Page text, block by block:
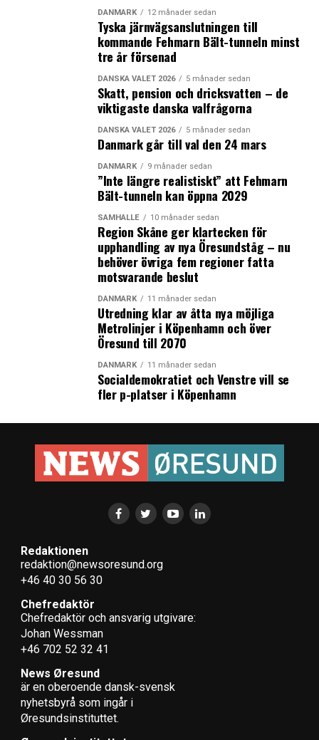
DANMARK 12 månader sedan
Tyska järnvägsanslutningen till
kommande Fehmarn Bält-tunneln minst
tre år försenad
DANSKA VALET 2026 5 månader sedan
Skatt, pension och dricksvatten – de
viktigaste danska valfrågorna
DANSKA VALET 2026 5 månader sedan
Danmark går till val den 24 mars
DANMARK 9 månader sedan
”Inte längre realistiskt” att Fehmarn
Bält-tunneln kan öppna 2029
SAMHÄLLE 10 månader sedan
Region Skåne ger klartecken för
upphandling av nya Öresundståg – nu
behöver övriga fem regioner fatta
motsvarande beslut
DANMARK 11 månader sedan
Utredning klar av åtta nya möjliga
Metrolinjer i Köpenhamn och över
Öresund till 2070
DANMARK 11 månader sedan
Socialdemokratiet och Venstre vill se
fler p-platser i Köpenhamn
Redaktionen
redaktion@newsoresund.org
+46 40 30 56 30
Chefredaktör
Chefredaktör och ansvarig utgivare:
Johan Wessman
+46 702 52 32 41
News Øresund
är en oberoende dansk-svensk
nyhets­byrå som ingår i
Øresundsinstituttet.